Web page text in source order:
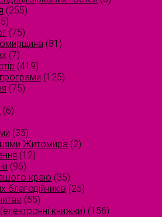
(255)
(75)
(81)
(7)
(419)
(125)
(75)
(6)
(35)
Житомира (2)
(12)
(96)
краю (35)
благодійників (25)
(55)
книжки) (156)